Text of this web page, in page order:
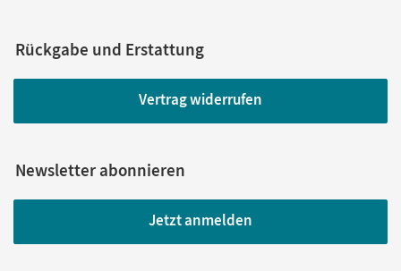
Rückgabe und Erstattung
Vertrag widerrufen
Newsletter abonnieren
Jetzt anmelden